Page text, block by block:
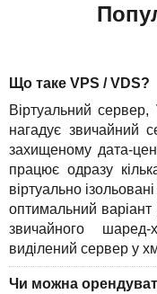
Що таке VPS / VDS?
Віртуальний
нагадує звичайний
захищеному дата-
працює одразу
віртуально
оптимальний варіант
звичайного
виділений сервер у
Чи можна